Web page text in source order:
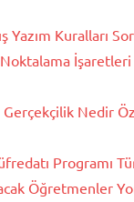
Yazım Kuralları
İşaretleri
Nedir
Programı
Öğretmenler